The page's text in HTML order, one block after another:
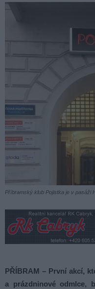
Příbramský klub Pojistka je v pasáži
PŘÍBRAM – První akcí,
a prázdninové odmlce,